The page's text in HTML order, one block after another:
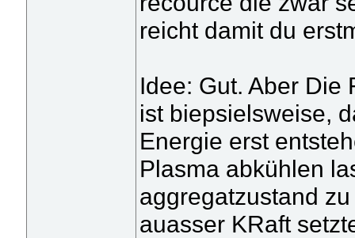
reicht damit du
Idee: Gut. Aber Die
ist biepsielsweise,
Energie erst
Plasma abkühlen
aggregatzustand
auasser KRaft